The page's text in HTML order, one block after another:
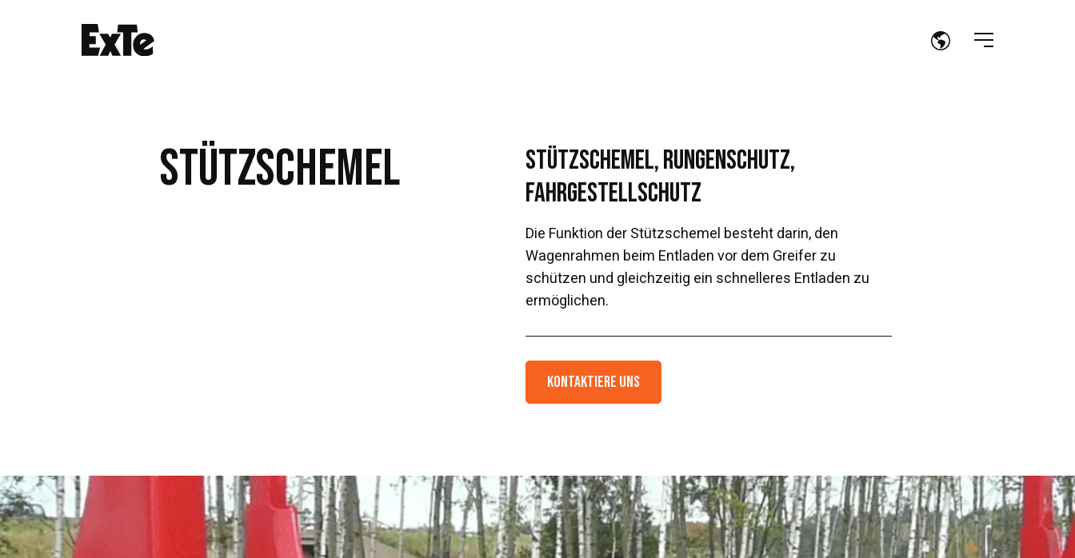
STÜTZSCHEMEL
Stützschemel, Rungenschutz,
Fahrgestellschutz
Die Funktion der Stützschemel besteht darin, den
Wagenrahmen beim Entladen vor dem Greifer zu
schützen und gleichzeitig ein schnelleres Entladen zu
ermöglichen.
Kontaktiere Uns